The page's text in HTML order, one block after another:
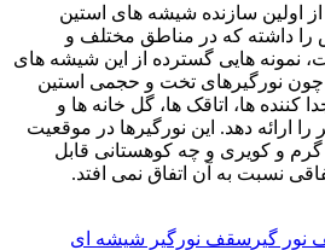
اولین سازنده شیشه های استین
را داشته که در مناطق مختلف و
نمونه هایی گسترده از این شیشه های
چون نورگیرهای تخت و حجمی استین
کننده ها، اتاقک ها، گل خانه ها و
ارائه دهد. این نورگیرها در موقعیت
و کویری و چه کوهستانی قابل
نسبت به آن اتفاق نمی افتد.
گیر سقف نورگیر شیشه ای